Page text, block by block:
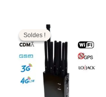
Soldes !
Soldes !
initial
était :
599,00€.
est :
269,99€.